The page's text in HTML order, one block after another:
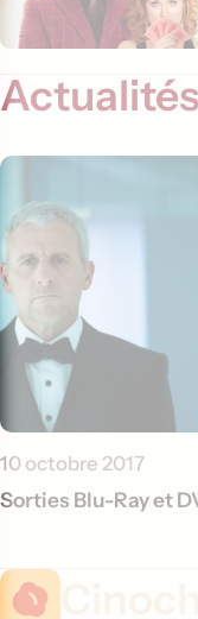
Actualités
10 octobre 2017
Sorties Blu-Ray et